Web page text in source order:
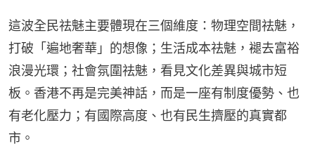
這波全民祛魅主要體現在三個維度：物理空間祛魅，
打破「遍地奢華」的想像；生活成本祛魅，褪去富裕
浪漫光環；社會氛圍祛魅，看見文化差異與城市短
板。香港不再是完美神話，而是一座有制度優勢、也
有老化壓力；有國際高度、也有民生擠壓的真實都
市。